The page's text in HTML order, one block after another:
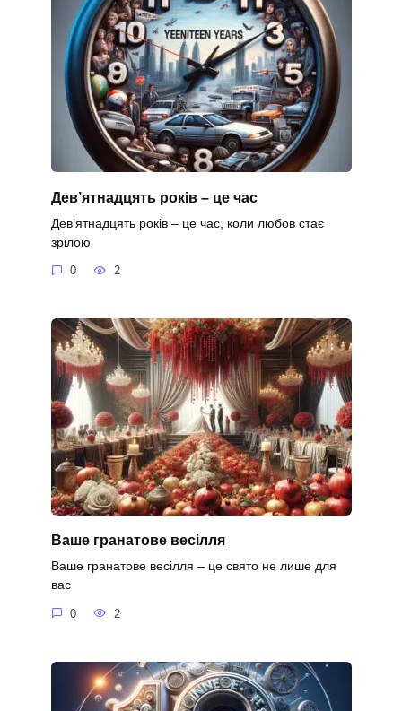
Дев’ятнадцять років – це час
Дев’ятнадцять років – це час, коли любов стає
зрілою
0 2
Ваше гранатове весілля
Ваше гранатове весілля – це свято не лише для
вас
0 2